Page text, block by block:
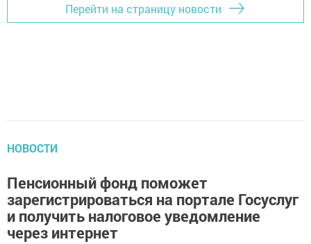
Перейти на страницу новости
НОВОСТИ
Пенсионный фонд поможет
зарегистрироваться на портале Госуслуг
и получить налоговое уведомление
через интернет